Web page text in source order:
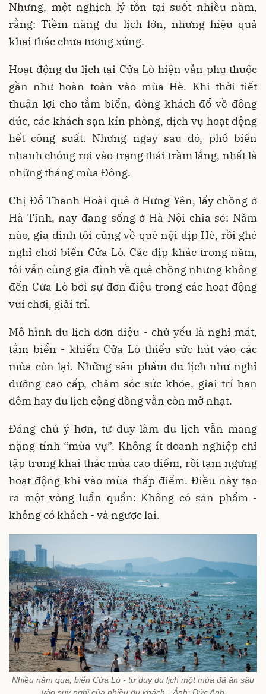
Nhưng, một nghịch lý tồn tại suốt nhiều năm,
rằng: Tiềm năng du lịch lớn, nhưng hiệu quả
khai thác chưa tương xứng.
Hoạt động du lịch tại Cửa Lò hiện vẫn phụ thuộc
gần như hoàn toàn vào mùa Hè. Khi thời tiết
thuận lợi cho tắm biển, dòng khách đổ về đông
đúc, các khách sạn kín phòng, dịch vụ hoạt động
hết công suất. Nhưng ngay sau đó, phố biển
nhanh chóng rơi vào trạng thái trầm lắng, nhất là
những tháng mùa Đông.
Chị Đỗ Thanh Hoài quê ở Hưng Yên, lấy chồng ở
Hà Tĩnh, nay đang sống ở Hà Nội chia sẻ: Năm
nào, gia đình tôi cũng về quê nội dịp Hè, rồi ghé
nghỉ chơi biển Cửa Lò. Các dịp khác trong năm,
tôi vẫn cùng gia đình về quê chồng nhưng không
đến Cửa Lò bởi sự đơn điệu trong các hoạt động
vui chơi, giải trí.
Mô hình du lịch đơn điệu - chủ yếu là nghỉ mát,
tắm biển - khiến Cửa Lò thiếu sức hút vào các
mùa còn lại. Những sản phẩm du lịch như nghỉ
dưỡng cao cấp, chăm sóc sức khỏe, giải trí ban
đêm hay du lịch cộng đồng vẫn còn mờ nhạt.
Đáng chú ý hơn, tư duy làm du lịch vẫn mang
nặng tính “mùa vụ”. Không ít doanh nghiệp chỉ
tập trung khai thác mùa cao điểm, rồi tạm ngưng
hoạt động khi vào mùa thấp điểm. Điều này tạo
ra một vòng luẩn quẩn: Không có sản phẩm -
không có khách - và ngược lại.
Nhiều năm qua, biển Cửa Lò - tư duy du lịch một mùa đã ăn sâu